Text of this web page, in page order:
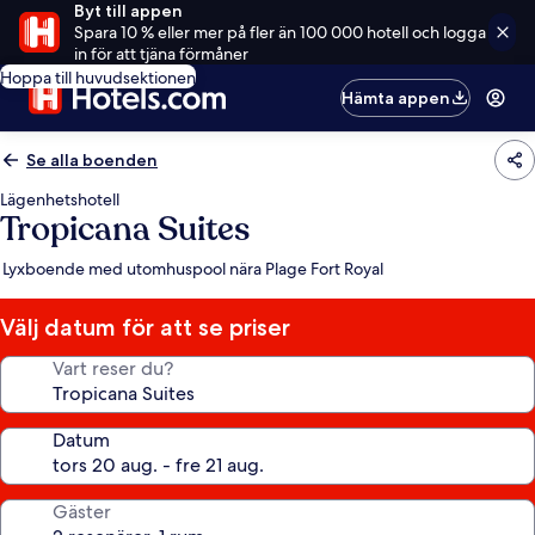
Byt till appen
Spara 10 % eller mer på fler än 100 000 hotell och logga
in för att tjäna förmåner
Hoppa till huvudsektionen
Hämta appen
Se alla boenden
Lägenhetshotell
Tropicana Suites
Lyxboende med utomhuspool nära Plage Fort Royal
Välj datum för att se priser
Vart reser du?
Datum
Gäster